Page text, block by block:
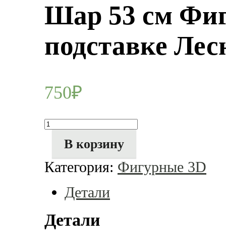
Шар 53 см
подставке
750₽
Количество
товара
см
Фигура
подставке
Заяц
В корзину
Категория: Фигурные 3D
Детали
Детали